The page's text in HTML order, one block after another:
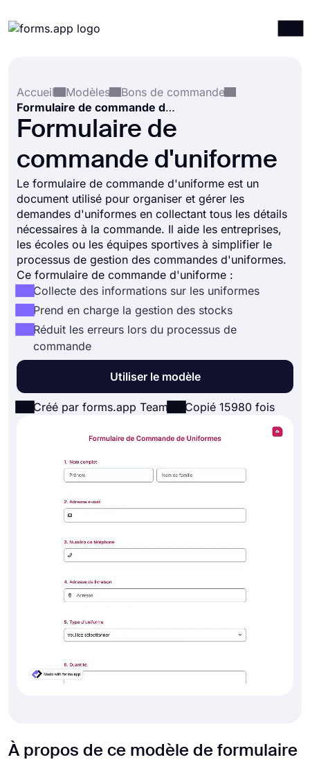
Intégrations
Modèles
Accueil
Modèles
Bons de commande
Formulaire de commande d'uniforme
Formulaire de
commande d'uniforme
Le formulaire de commande d'uniforme est un
document utilisé pour organiser et gérer les
demandes d'uniformes en collectant tous les détails
nécessaires à la commande. Il aide les entreprises,
les écoles ou les équipes sportives à simplifier le
processus de gestion des commandes d'uniformes.
Ce formulaire de commande d'uniforme :
Collecte des informations sur les uniformes
Prend en charge la gestion des stocks
Réduit les erreurs lors du processus de
commande
Utiliser le modèle
Créé par forms.app Team Copié 15980 fois
À propos de ce modèle de formulaire